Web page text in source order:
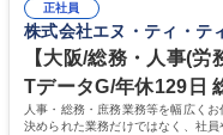
やスキルの把握 ■AI活用業務
ータグループの会社へ提案活動 募集職種 【業務企画】未経験OK/正社員
用実績90%以上/月残業～5H/
用】正社員登用を前提として
の雇用切り替えとなります。
は当社の中核となる管理職
に向け全力でサポートを行いますの
歴：大学院 大学 高専 短大 専
正社員
株式会社エヌ・ティ・テ
【大阪/総務・人事(
TデータG/年休129日
人事・総務・庶務業務等を幅広く
決められた業務だけではなく、社